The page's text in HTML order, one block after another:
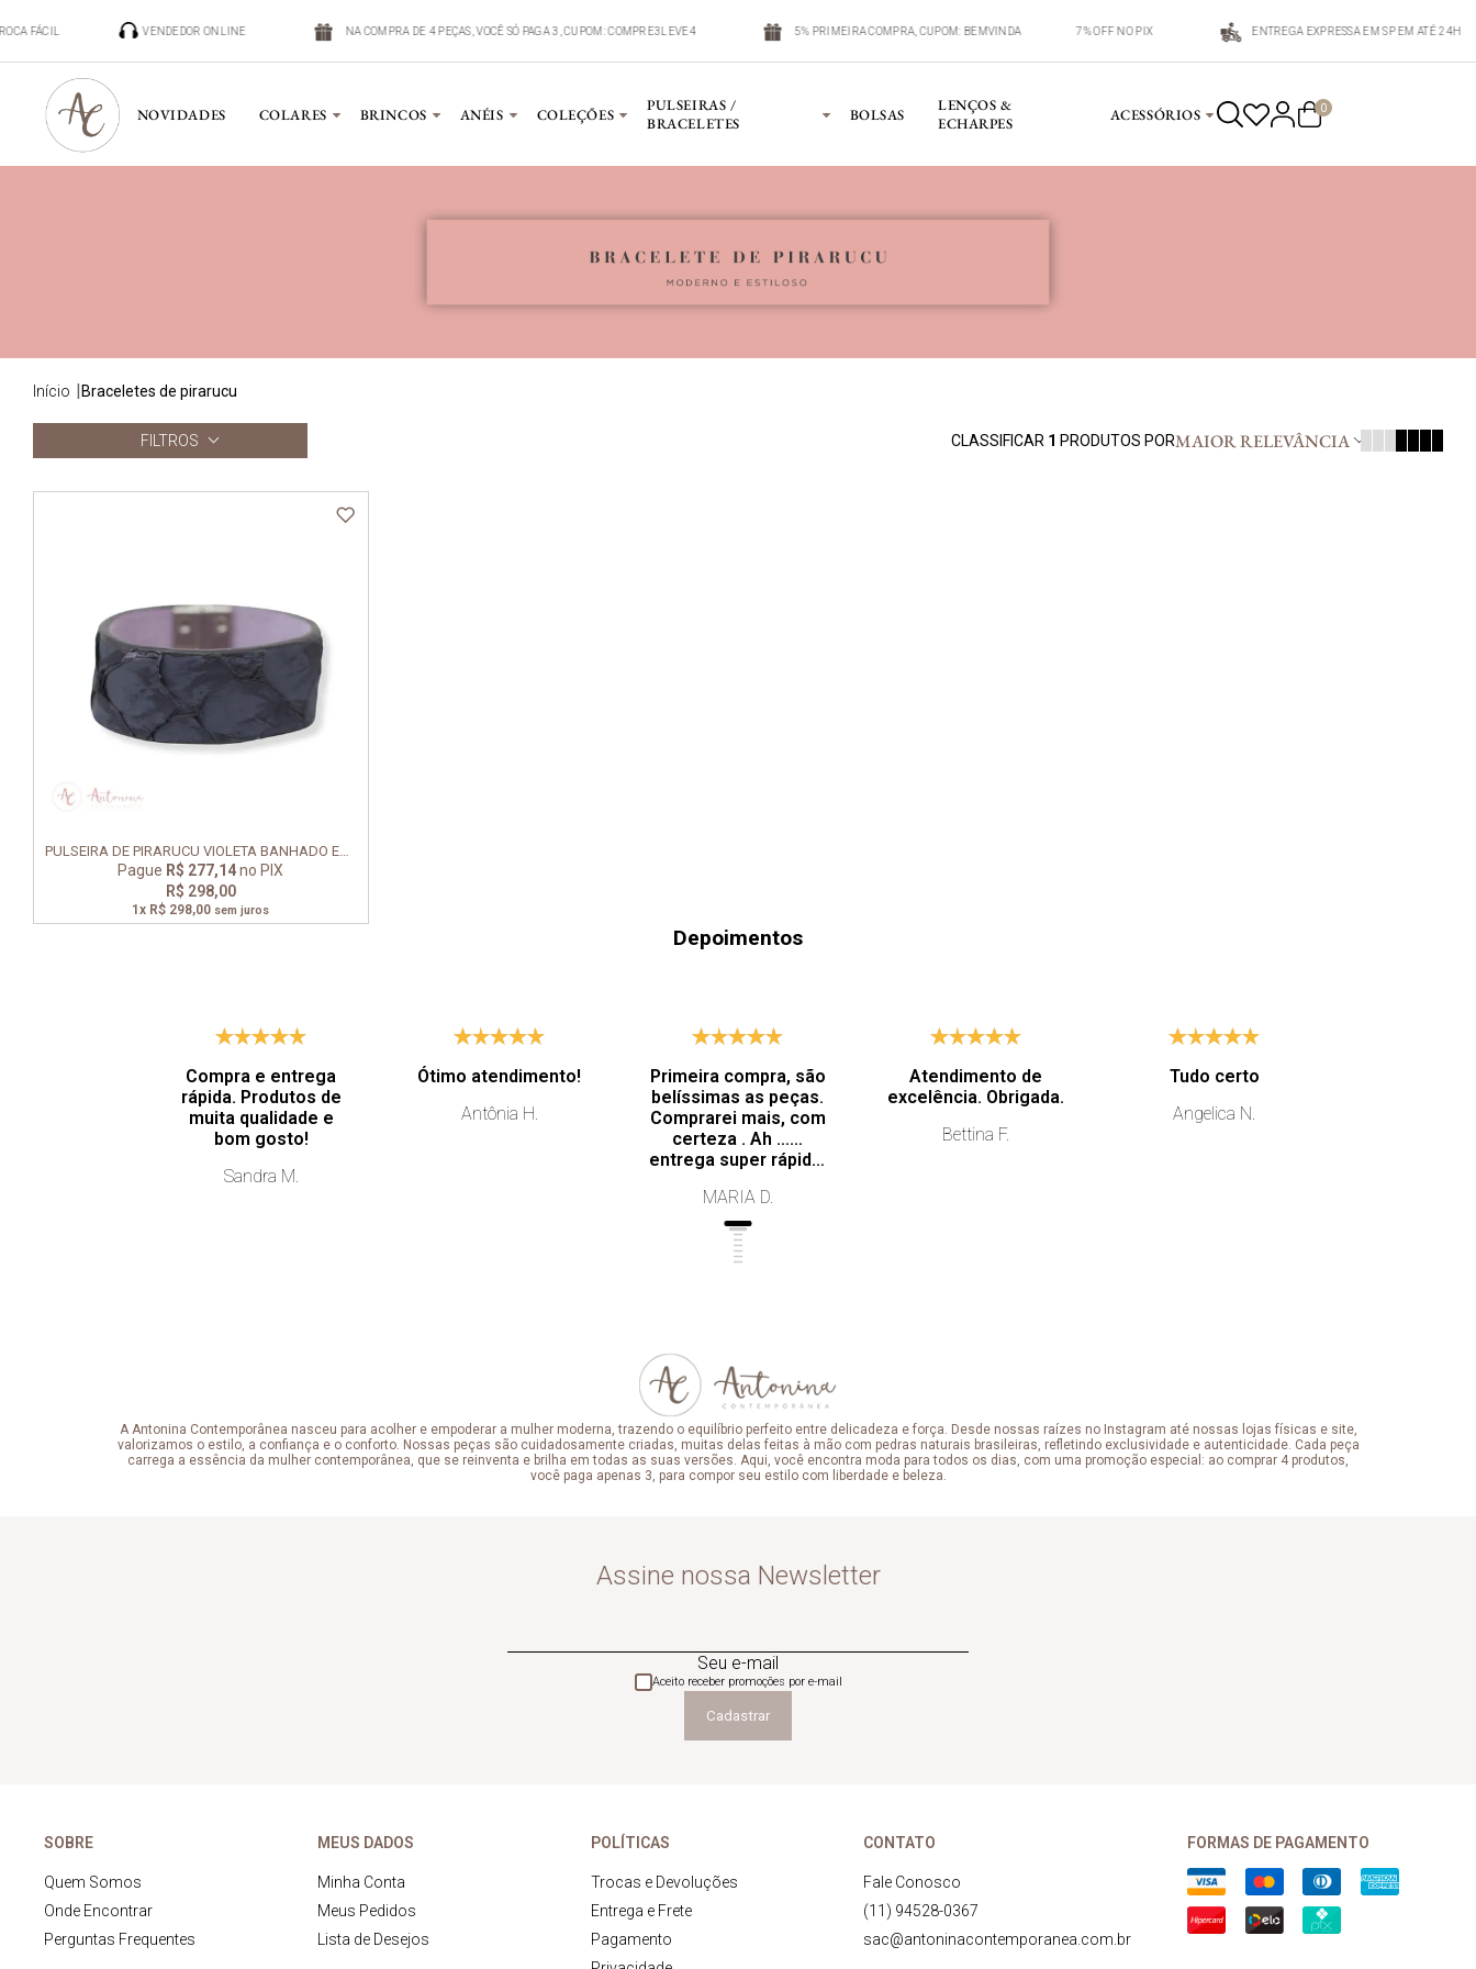
FÁCIL VENDEDOR ONLINE NA COMPRA DE 4 PEÇAS, VOCÊ SÓ PAGA 3, CUPOM: COMPRE3LEVE4 5% PRIMEIRA COMPRA, CUPOM: BEMVINDA 7% OFF NO PIX ENTREGA EXPRESSA EM SP EM ATÉ 24H
NOVIDADES COLARES BRINCOS ANÉIS COLEÇÕES
PULSEIRAS /
BRACELETES
BOLSAS
LENÇOS &
ECHARPES
ACESSÓRIOS 0
início braceletes de pirarucu
FILTROS CLASSIFICAR 1 PRODUTOS PORMAIOR RELEVÂNCIA
PULSEIRA DE PIRARUCU VIOLETA BANHADO EM RÓDIO
Pague R$ 277,14no PIX
R$ 298,00
1x R$ 298,00 sem juros
Depoimentos
Compra e entrega
rápida. Produtos de
muita qualidade e
bom gosto!
Sandra M.
Ótimo atendimento!
Antônia H.
Primeira compra, são
belíssimas as peças.
Comprarei mais, com
certeza . Ah ……
entrega super rápida.
excelência.
MARIA D.
Atendimento de
excelência. Obrigada.
Bettina F.
Tudo certo
Angelica N.
A Antonina Contemporânea nasceu para acolher e empoderar a mulher moderna, trazendo o equilíbrio perfeito entre delicadeza e força. Desde nossas raízes no Instagram até nossas lojas físicas e site,
valorizamos o estilo, a confiança e o conforto. Nossas peças são cuidadosamente criadas, muitas delas feitas à mão com pedras naturais brasileiras, refletindo exclusividade e autenticidade. Cada peça
carrega a essência da mulher contemporânea, que se reinventa e brilha em todas as suas versões. Aqui, você encontra moda para todos os dias, com uma promoção especial: ao comprar 4 produtos,
você paga apenas 3, para compor seu estilo com liberdade e beleza.
Assine nossa Newsletter
Seu e-mail
Cadastrar
Aceito receber promoções por e-mail
SOBRE
Quem Somos
Onde Encontrar
Perguntas Frequentes
MEUS DADOS
Minha Conta
Meus Pedidos
Lista de Desejos
POLÍTICAS
Trocas e Devoluções
Entrega e Frete
Pagamento
CONTATO
Fale Conosco
(11) 94528-0367
sac@antoninacontemporanea.com.br
FORMAS DE PAGAMENTO